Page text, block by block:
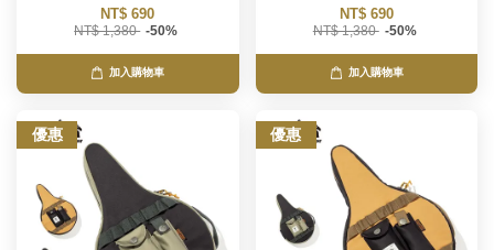
NT$ 690
NT$ 1,380 -50%
加入購物車
NT$ 690
NT$ 1,380 -50%
加入購物車
優惠 優惠